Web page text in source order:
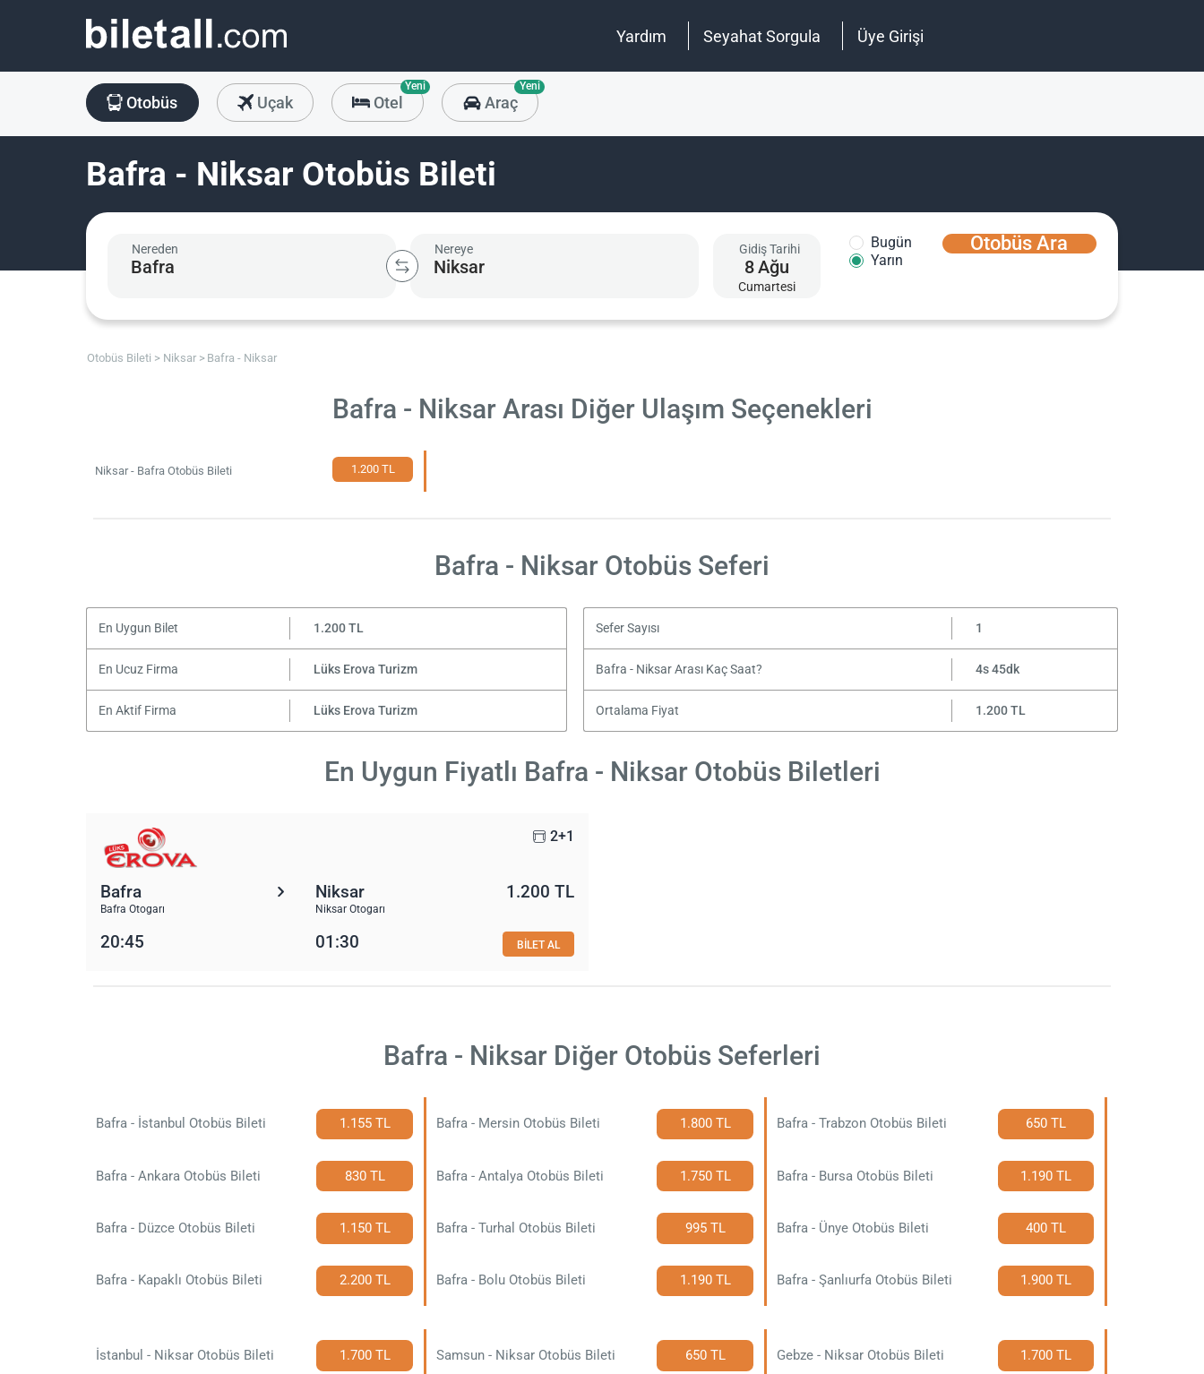
Yardım Seyahat Sorgula Üye Girişi
Otobüs Uçak Otel
Yeni
Araç
Yeni
Bafra - Niksar Otobüs Bileti
Nereden Nereye Gidiş Tarihi
8Ağu
Cumartesi
Bugün
Yarın
Otobüs Ara
Otobüs Bileti Niksar Bafra - Niksar
Bafra - Niksar Arası Diğer Ulaşım Seçenekleri
Niksar - Bafra Otobüs Bileti 1.200 TL
Bafra - Niksar Otobüs Seferi
En Uygun Bilet 1.200 TL Sefer Sayısı 1
En Ucuz Firma Lüks Erova Turizm Bafra - Niksar Arası Kaç Saat? 4s 45dk
En Aktif Firma Lüks Erova Turizm Ortalama Fiyat 1.200 TL
En Uygun Fiyatlı Bafra - Niksar Otobüs Biletleri
2+1
Bafra
Bafra Otogarı
Niksar
Niksar Otogarı
1.200 TL
20:45 01:30 BİLET AL
Bafra - Niksar Diğer Otobüs Seferleri
Bafra - İstanbul Otobüs Bileti 1.155 TL Bafra - Mersin Otobüs Bileti 1.800 TL Bafra - Trabzon Otobüs Bileti 650 TL
Bafra - Ankara Otobüs Bileti 830 TL Bafra - Antalya Otobüs Bileti 1.750 TL Bafra - Bursa Otobüs Bileti 1.190 TL
Bafra - Düzce Otobüs Bileti 1.150 TL Bafra - Turhal Otobüs Bileti 995 TL Bafra - Ünye Otobüs Bileti 400 TL
Bafra - Kapaklı Otobüs Bileti 2.200 TL Bafra - Bolu Otobüs Bileti 1.190 TL Bafra - Şanlıurfa Otobüs Bileti 1.900 TL
İstanbul - Niksar Otobüs Bileti 1.700 TL Samsun - Niksar Otobüs Bileti 650 TL Gebze - Niksar Otobüs Bileti 1.700 TL